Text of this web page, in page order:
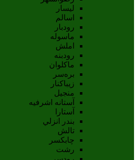
لیسار
اسالم
رودبار
ماسوله
املش
رودبنه
ماکلوان
بره‌سر
زیباکنار
منجیل
آستانه اشرفيه
آستارا
بندر انزلي
تالش
چابکسر
رشت